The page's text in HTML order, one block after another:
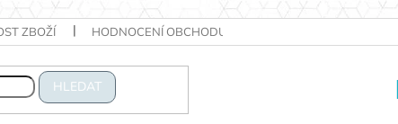
ZBOŽÍ HODNOCENÍ OBCHODU
HLEDAT